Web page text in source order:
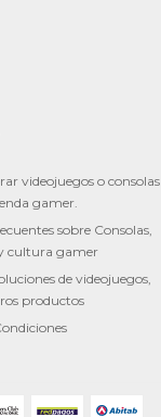
videojuegos o consolas
gamer.
sobre Consolas,
cultura gamer
de videojuegos,
productos